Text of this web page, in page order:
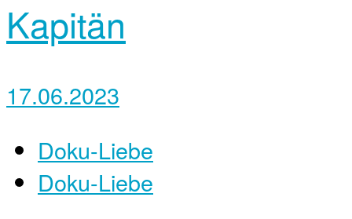
Kapitän
17.06.2023
Doku-Liebe
Doku-Liebe